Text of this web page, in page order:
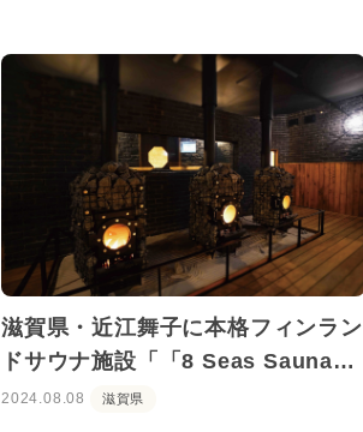
滋賀県・近江舞子に本格フィンラン
ドサウナ施設「「8 Seas Sauna
HIRA」がオープン！
2024.08.08 滋賀県